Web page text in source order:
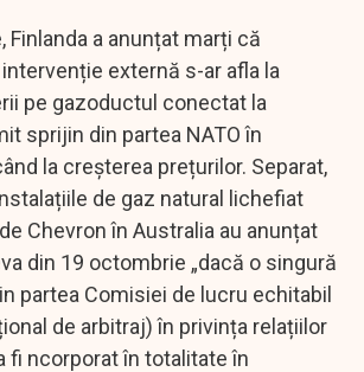
Finlanda a anunțat marți că
externă s-ar afla la
pe gazoductul conectat la
sprijin din partea NATO în
la creșterea prețurilor. Separat,
de gaz natural lichefiat
Chevron în Australia au anunțat
din 19 octombrie „dacă o singură
partea Comisiei de lucru echitabil
de arbitraj) în privința relațiilor
fi ncorporat în totalitate în